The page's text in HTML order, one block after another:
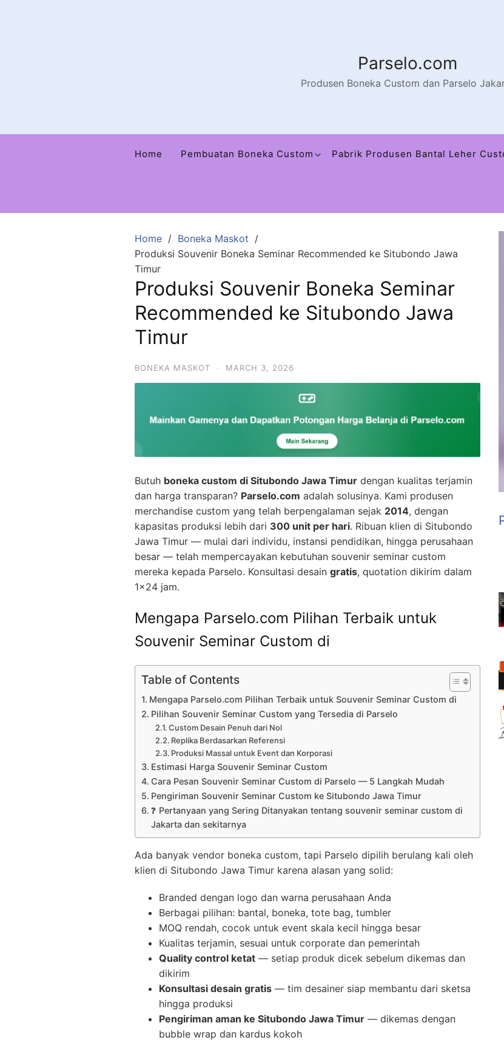
Parselo.com
Produsen Boneka Custom dan Parselo
Home Pembuatan Boneka Custom Pabrik Produsen Bantal Leher
Home
Boneka Maskot
Produksi Souvenir Boneka Seminar Recommended ke Situbondo Jawa
Timur
Produksi Souvenir Boneka Seminar
Recommended ke Situbondo Jawa
Timur
BONEKA MASKOT · MARCH 3, 2026
Butuh boneka custom di Situbondo Jawa Timur dengan kualitas terjamin
dan harga transparan? Parselo.com adalah solusinya. Kami produsen
merchandise custom yang telah berpengalaman sejak 2014, dengan
kapasitas produksi lebih dari 300 unit per hari. Ribuan klien di Situbondo
Jawa Timur — mulai dari individu, instansi pendidikan, hingga perusahaan
besar — telah mempercayakan kebutuhan souvenir seminar custom
mereka kepada Parselo. Konsultasi desain gratis, quotation dikirim dalam
1×24 jam.
Mengapa Parselo.com Pilihan Terbaik untuk
Souvenir Seminar Custom di
Table of Contents
Mengapa Parselo.com Pilihan Terbaik untuk Souvenir Seminar Custom di
Pilihan Souvenir Seminar Custom yang Tersedia di Parselo
Custom Desain Penuh dari Nol
Replika Berdasarkan Referensi
Produksi Massal untuk Event dan Korporasi
Estimasi Harga Souvenir Seminar Custom
Cara Pesan Souvenir Seminar Custom di Parselo — 5 Langkah Mudah
Pengiriman Souvenir Seminar Custom ke Situbondo Jawa Timur
❓ Pertanyaan yang Sering Ditanyakan tentang souvenir seminar custom di
Jakarta dan sekitarnya
Ada banyak vendor boneka custom, tapi Parselo dipilih berulang kali oleh
klien di Situbondo Jawa Timur karena alasan yang solid:
Branded dengan logo dan warna perusahaan Anda
Berbagai pilihan: bantal, boneka, tote bag, tumbler
MOQ rendah, cocok untuk event skala kecil hingga besar
Kualitas terjamin, sesuai untuk corporate dan pemerintah
Quality control ketat — setiap produk dicek sebelum dikemas dan
dikirim
Konsultasi desain gratis — tim desainer siap membantu dari sketsa
hingga produksi
Pengiriman aman ke Situbondo Jawa Timur — dikemas dengan
bubble wrap dan kardus kokoh